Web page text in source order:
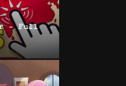
– Full